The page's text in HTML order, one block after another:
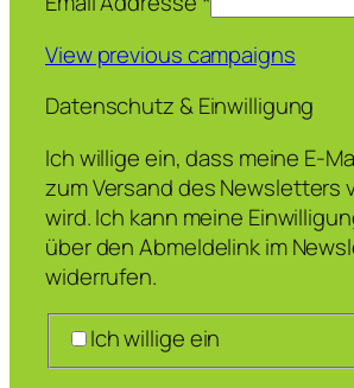
View previous campaigns
Datenschutz & Einwilligung
Ich willige ein, dass meine E-
zum Versand des Newsletters
wird. Ich kann meine
über den Abmeldelink im
widerrufen.
Ich willige ein